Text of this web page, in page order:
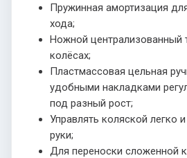
Пружинная амортизация
хода;
Ножной централизованный
колёсах;
Пластмассовая цельная
удобными накладками
под разный рост;
Управлять коляской легко
руки;
Для переноски сложенной